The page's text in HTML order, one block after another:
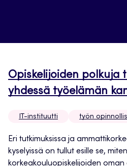
Opiskelijoiden polkuja
yhdessä työelämän
IT-instituutti työn
Eri tutkimuksissa ja
kyselyissä on tullut esille se, miten
korkeakouluopiskelijoiden